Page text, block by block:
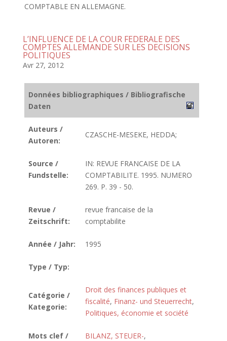
COMPTABLE EN ALLEMAGNE.
L’INFLUENCE DE LA COUR FEDERALE DES
COMPTES ALLEMANDE SUR LES DECISIONS
POLITIQUES
Avr 27, 2012
Données bibliographiques / Bibliografische
Daten
Auteurs /
Autoren:
CZASCHE-MESEKE, HEDDA;
Source /
Fundstelle:
IN: REVUE FRANCAISE DE LA
COMPTABILITE. 1995. NUMERO
269. P. 39 - 50.
Revue /
Zeitschrift:
revue francaise de la
comptabilite
Année / Jahr: 1995
Type / Typ:
Catégorie /
Kategorie:
Droit des finances publiques et
fiscalité, Finanz- und Steuerrecht,
Politiques, économie et société
Mots clef / BILANZ, STEUER-,